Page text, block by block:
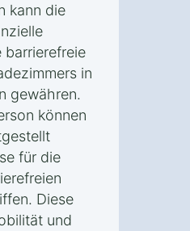
kann die
barrierefreie
in
gewähren.
können
für die
Diese
und